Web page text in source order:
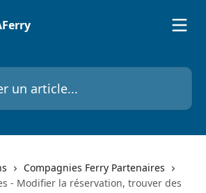
Compagnies Ferry Partenaires
- Modifier la réservation, trouver des